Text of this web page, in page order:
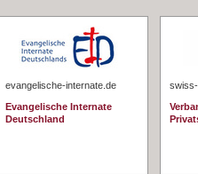
evangelische-internate.de
Evangelische Internate
Deutschland